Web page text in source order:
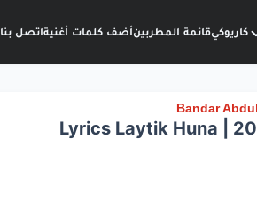
كاريوكيقائمة المطربينأضف كلمات أغنيةاتصل بنا